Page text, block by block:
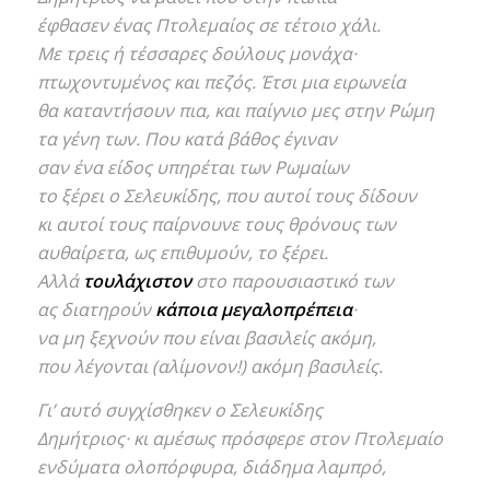
έφθασεν ένας Πτολεμαίος σε τέτοιο χάλι.
Με τρεις ή τέσσαρες δούλους μονάχα·
πτωχοντυμένος και πεζός. Έτσι μια ειρωνεία
θα καταντήσουν πια, και παίγνιο μες στην Ρώμη
τα γένη των. Που κατά βάθος έγιναν
σαν ένα είδος υπηρέται των Ρωμαίων
το ξέρει ο Σελευκίδης, που αυτοί τους δίδουν
κι αυτοί τους παίρνουνε τους θρόνους των
αυθαίρετα, ως επιθυμούν, το ξέρει.
Αλλά τουλάχιστονστο παρουσιαστικό των
ας διατηρούνκάποια μεγαλοπρέπεια·
να μη ξεχνούν που είναι βασιλείς ακόμη,
που λέγονται (αλίμονον!) ακόμη βασιλείς.
Γι’ αυτό συγχίσθηκεν ο Σελευκίδης
Δημήτριος· κι αμέσως πρόσφερε στον Πτολεμαίο
ενδύματα ολοπόρφυρα, διάδημα λαμπρό,